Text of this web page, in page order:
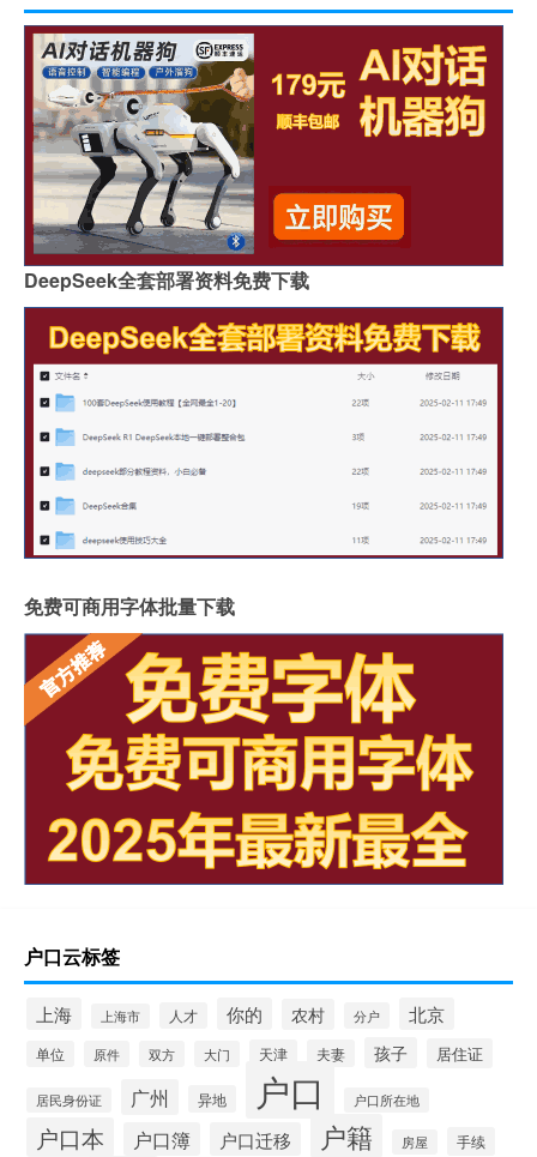
DeepSeek全套部署资料免费下载
免费可商用字体批量下载
户口云标签
上海 上海市 人才 你的 农村 分户 北京
单位 原件 双方 大门 天津 夫妻 孩子 居住证
居民身份证 广州 异地 户口 户口所在地
户口本 户口簿 户口迁移 户籍 房屋 手续